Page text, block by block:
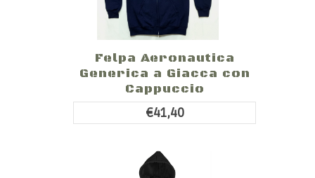
Felpa Aeronautica
Generica a Giacca con
Cappuccio
€41,40